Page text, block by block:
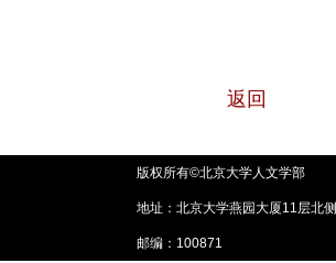
返回
版权所有©北京大学人文学部
地址：北京大学燕园大厦11层北侧
邮编：100871